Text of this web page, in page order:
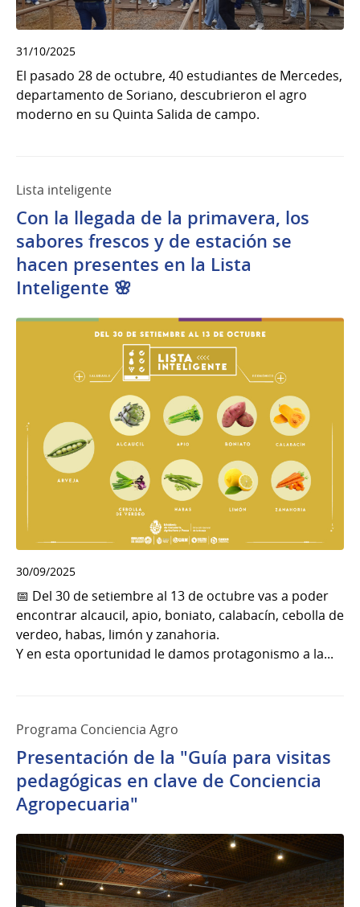
31/10/2025
El pasado 28 de octubre, 40 estudiantes de Mercedes,
departamento de Soriano, descubrieron el agro
moderno en su Quinta Salida de campo.
Lista inteligente
Con la llegada de la primavera, los
sabores frescos y de estación se
hacen presentes en la Lista
Inteligente 🌸
30/09/2025
📅 Del 30 de setiembre al 13 de octubre vas a poder
encontrar alcaucil, apio, boniato, calabacín, cebolla de
verdeo, habas, limón y zanahoria.
Y en esta oportunidad le damos protagonismo a la...
Programa Conciencia Agro
Presentación de la "Guía para visitas
pedagógicas en clave de Conciencia
Agropecuaria"